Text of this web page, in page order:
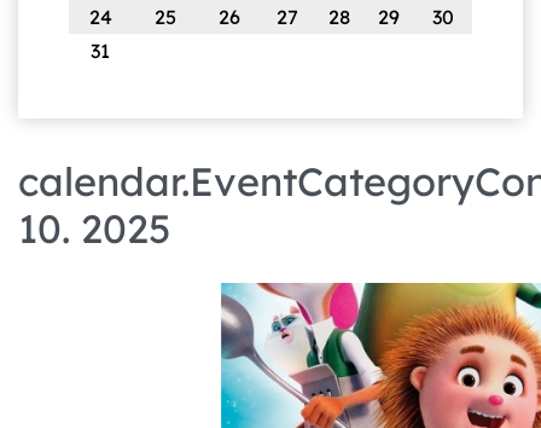
24
25 26 27 28 29
30
31
10. 2025